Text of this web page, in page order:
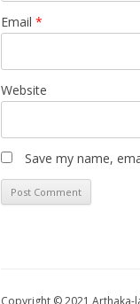
Email *
Website
Save my name,
Copyright © 2021 Arthaka-